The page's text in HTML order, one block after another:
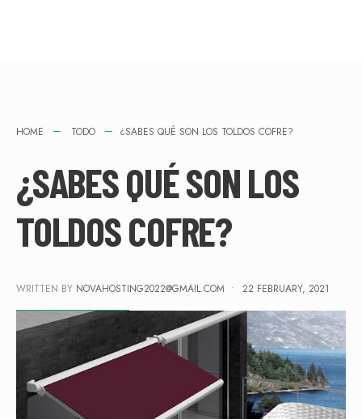
HOME TODO ¿SABES QUÉ SON LOS TOLDOS COFRE?
¿SABES QUÉ SON LOS
TOLDOS COFRE?
WRITTEN BY NOVAHOSTING2022@GMAIL.COM • 22 FEBRUARY, 2021